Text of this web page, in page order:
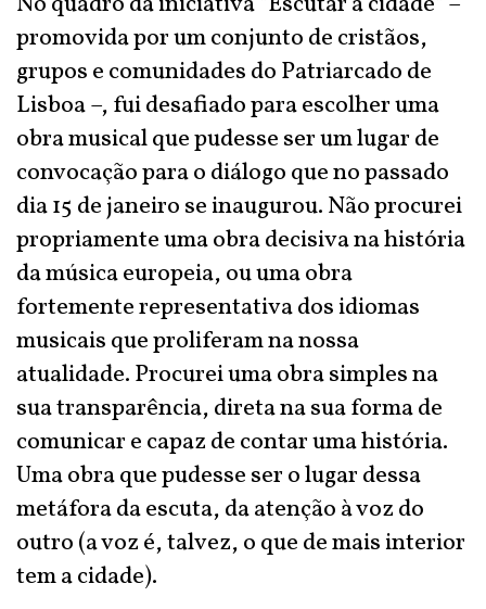
promovida por um conjunto de cristãos,
grupos e comunidades do Patriarcado de
Lisboa –, fui desafiado para escolher uma
obra musical que pudesse ser um lugar de
convocação para o diálogo que no passado
dia 15 de janeiro se inaugurou. Não procurei
propriamente uma obra decisiva na história
da música europeia, ou uma obra
fortemente representativa dos idiomas
musicais que proliferam na nossa
atualidade. Procurei uma obra simples na
sua transparência, direta na sua forma de
comunicar e capaz de contar uma história.
Uma obra que pudesse ser o lugar dessa
metáfora da escuta, da atenção à voz do
outro (a voz é, talvez, o que de mais interior
tem a cidade).